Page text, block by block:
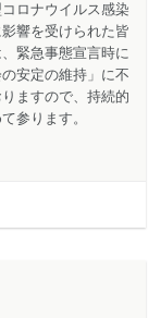
ロナウイルス感染
響を受けられた皆
緊急事態宣言時に
安定の維持」に不
ますので、持続的
参ります。